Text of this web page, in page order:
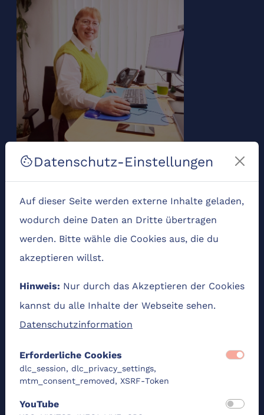
cookieDatenschutz-Einstellungen
Auf dieser Seite werden externe Inhalte geladen,
wodurch deine Daten an Dritte übertragen
werden. Bitte wähle die Cookies aus, die du
akzeptieren willst.
Hinweis: Nur durch das Akzeptieren der Cookies
kannst du alle Inhalte der Webseite sehen.
Datenschutzinformation
Erforderliche Cookies
dlc_session, dlc_privacy_settings,
mtm_consent_removed, XSRF-Token
YouTube
Seit 2018 ist Britta Sommer bei der itisto GmbH &
liegen in der Digitalberatung und Prozessanalyse,
insbesondere im Umfeld von Rechnungswesen
und Warenwirtschaft.
Sie unterstützt Unternehmen im Support und bei
Anwendungsfragen rund um das ERP‑System
SelectLine und kennt die typischen
Herausforderungen bei der Einführung digitaler
sie Wert auf verständliche Erklärungen, konkrete
Beispiele und Lösungen, die sich direkt im